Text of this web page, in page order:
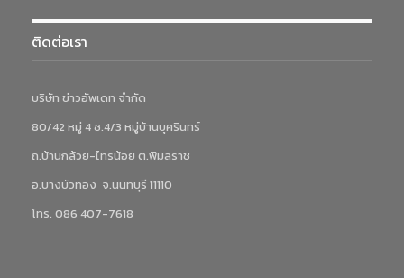
ติดต่อเรา
บริษัท ข่าวอัพเดท จำกัด
80/42 หมู่ 4 ซ.4/3 หมู่บ้านบุศรินทร์
ถ.บ้านกล้วย-ไทรน้อย ต.พิมลราช
อ.บางบัวทอง จ.นนทบุรี 11110
โทร. 086 407-7618